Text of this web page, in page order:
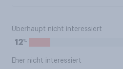
Überhaupt nicht interessiert
12%
Eher nicht interessiert